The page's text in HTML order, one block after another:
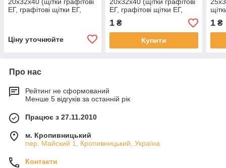
20х32х40 (щітки графітові
ЕГ, графітові щітки ЕГ,
Ціну уточнюйте
20х32х40 (щітки графітові
ЕГ, графітові щітки ЕГ,
електрографітові щітки
ЕГ)
1₴
Купити
1 ₴
Про нас
Рейтинг не сформований
Менше 5 відгуків за останній рік
Працює з 27.11.2010
м. Кропивницький
пер. Майский 1, Кропивницький, Україна
Контакти